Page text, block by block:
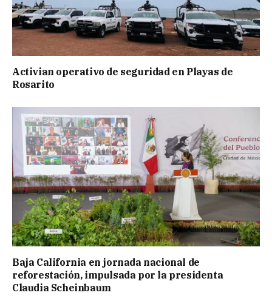
Activian operativo de seguridad en Playas de
Rosarito
Baja California en jornada nacional de
reforestación, impulsada por la presidenta
Claudia Scheinbaum